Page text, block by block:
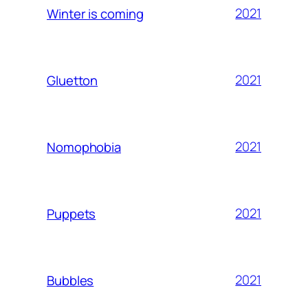
Winter is coming 2021
Gluetton 2021
Nomophobia 2021
Puppets 2021
Bubbles 2021